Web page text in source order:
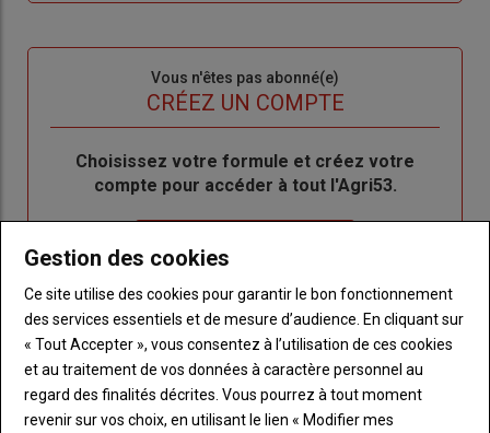
de
Vous n'êtes pas abonné(e)
CRÉEZ UN COMPTE
BodyChoisissez votre formule et créez votre
compte pour accéder à tout l'Agri53.
LES PLUS LUS
Gestion des cookies
Ce site utilise des cookies pour garantir le bon fonctionnement
des services essentiels et de mesure d’audience. En cliquant sur
« Tout Accepter », vous consentez à l’utilisation de ces cookies
et au traitement de vos données à caractère personnel au
regard des finalités décrites. Vous pourrez à tout moment
revenir sur vos choix, en utilisant le lien « Modifier mes